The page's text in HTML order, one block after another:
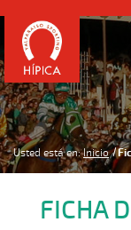
Usted está en: Inicio
FICHA